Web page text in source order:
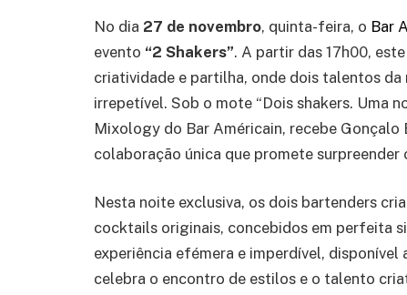
No dia 27 de novembro, quinta-feira, o Bar
evento “2 Shakers”. A partir das 17h00,
criatividade e partilha, onde dois talentos
irrepetível. Sob o mote “Dois shakers. Uma
Mixology do Bar Américain, recebe Gonçalo
colaboração única que promete
Nesta noite exclusiva, os dois bartenders
cocktails originais, concebidos em perfeita
experiência efémera e imperdível, disponível
celebra o encontro de estilos e o talento